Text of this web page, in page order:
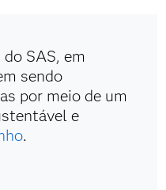
SAS, em
sendo
por meio de um
e
.